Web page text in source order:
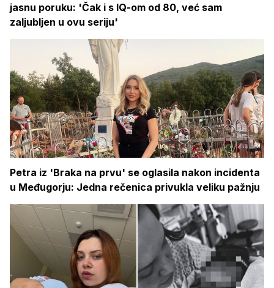
jasnu poruku: 'Čak i s IQ-om od 80, već sam
zaljubljen u ovu seriju'
Petra iz 'Braka na prvu' se oglasila nakon incidenta
u Međugorju: Jedna rečenica privukla veliku pažnju